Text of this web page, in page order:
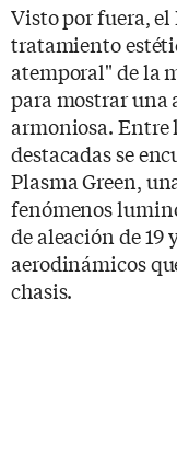
Visto por fuera, el
tratamiento
atemporal" de la
para mostrar
armoniosa. Entre
destacadas se
Plasma Green,
fenómenos
de aleación de 19
aerodinámicos
chasis.